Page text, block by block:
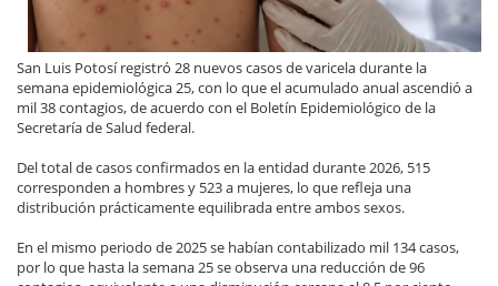
San Luis Potosí registró 28 nuevos casos de varicela durante la
semana epidemiológica 25, con lo que el acumulado anual ascendió a
mil 38 contagios, de acuerdo con el Boletín Epidemiológico de la
Secretaría de Salud federal.
Del total de casos confirmados en la entidad durante 2026, 515
corresponden a hombres y 523 a mujeres, lo que refleja una
distribución prácticamente equilibrada entre ambos sexos.
En el mismo periodo de 2025 se habían contabilizado mil 134 casos,
por lo que hasta la semana 25 se observa una reducción de 96